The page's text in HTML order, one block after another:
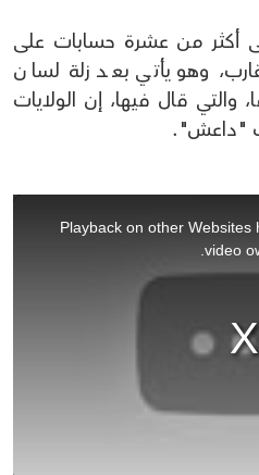
أكثر من عشرة حسابات على
وهو يأتي بعد زلة لسان
والتي قال فيها، إن الولايات
"داعش".
Playback on other
video